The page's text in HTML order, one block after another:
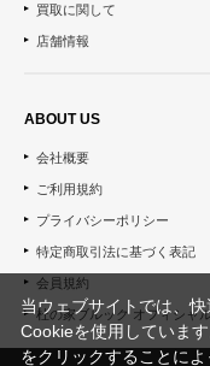
買取に関して
店舗情報
ABOUT US
会社概要
ご利用規約
プライバシーポリシー
特定商取引法に基づく表記
会員規約
杜の家ブルック オフィシャ
当ウェブサイトでは、
Cookieを使用していま
をクリックすることに